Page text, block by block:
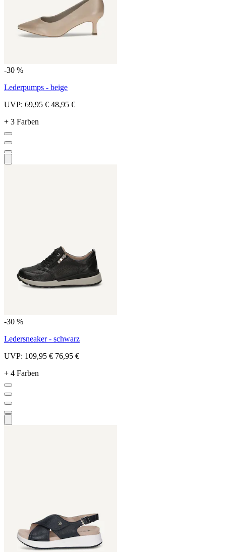
-30 %
Lederpumps - beige
UVP: 69,95 € 48,95 €
+ 3 Farben
-30 %
Ledersneaker - schwarz
UVP: 109,95 € 76,95 €
+ 4 Farben